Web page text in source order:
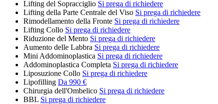
Lifting del Sopracciglio Si prega di richiedere
Lifting della Parte Centrale del Viso Si prega di richiedere
Rimodellamento della Fronte Si prega di richiedere
Lifting Collo Si prega di richiedere
Riduzione del Mento Si prega di richiedere
Aumento delle Labbra Si prega di richiedere
Mini Addominoplastica Si prega di richiedere
Addominoplastica Completa Si prega di richiedere
Liposuzione Collo Si prega di richiedere
Lipofilling Da 990 €
Chirurgia dell'Ombelico Si prega di richiedere
BBL Si prega di richiedere